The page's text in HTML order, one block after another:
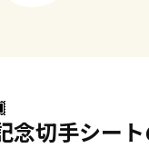
念切手シー